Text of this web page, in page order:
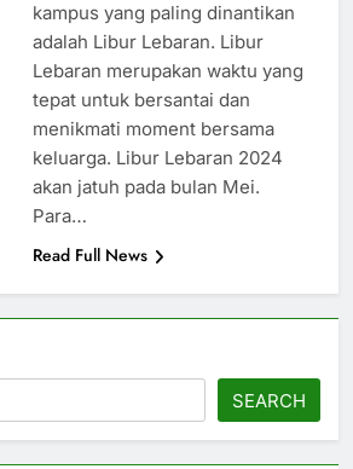
kampus yang paling dinantikan
adalah Libur Lebaran. Libur
Lebaran merupakan waktu yang
tepat untuk bersantai dan
menikmati moment bersama
keluarga. Libur Lebaran 2024
akan jatuh pada bulan Mei.
Para…
Read Full News
SEARCH